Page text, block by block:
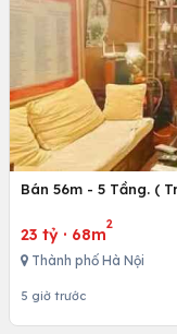
Bán 56m - 5 Tầng. (
23 tỷ · 68m
2
Thành phố Hà Nội
5 giờ trước